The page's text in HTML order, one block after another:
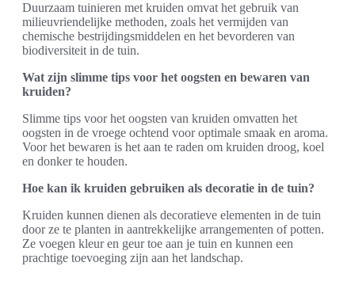
Duurzaam tuinieren met kruiden omvat het gebruik van
milieuvriendelijke methoden, zoals het vermijden van
chemische bestrijdingsmiddelen en het bevorderen van
biodiversiteit in de tuin.
Wat zijn slimme tips voor het oogsten en bewaren van
kruiden?
Slimme tips voor het oogsten van kruiden omvatten het
oogsten in de vroege ochtend voor optimale smaak en aroma.
Voor het bewaren is het aan te raden om kruiden droog, koel
en donker te houden.
Hoe kan ik kruiden gebruiken als decoratie in de tuin?
Kruiden kunnen dienen als decoratieve elementen in de tuin
door ze te planten in aantrekkelijke arrangementen of potten.
Ze voegen kleur en geur toe aan je tuin en kunnen een
prachtige toevoeging zijn aan het landschap.